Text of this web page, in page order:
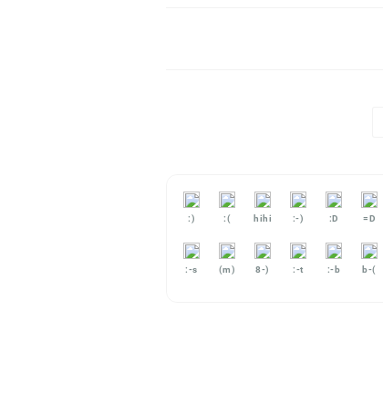
:) :( hihi :-) :D =D
:-s (m) 8-) :-t :-b b-(